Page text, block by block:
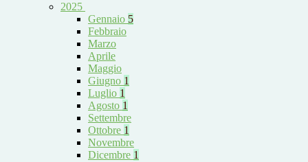
2025
Gennaio 5
Febbraio
Marzo
Aprile
Maggio
Giugno 1
Luglio 1
Agosto 1
Settembre
Ottobre 1
Novembre
Dicembre 1